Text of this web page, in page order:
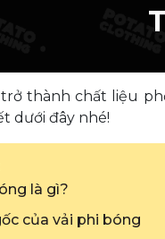
thành chất liệu
dưới đây nhé!
là gì?
của vải phi bóng